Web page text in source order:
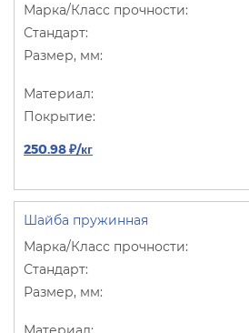
250.98 ₽/кг
Шайба пружинная